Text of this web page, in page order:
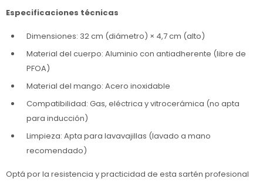
Especificaciones técnicas
Dimensiones: 32 cm (diámetro) × 4,7 cm (alto)
Material del cuerpo: Aluminio con antiadherente (libre de
PFOA)
Material del mango: Acero inoxidable
Compatibilidad: Gas, eléctrica y vitrocerámica (no apta
para inducción)
Limpieza: Apta para lavavajillas (lavado a mano
recomendado)
Optá por la resistencia y practicidad de esta sartén profesional